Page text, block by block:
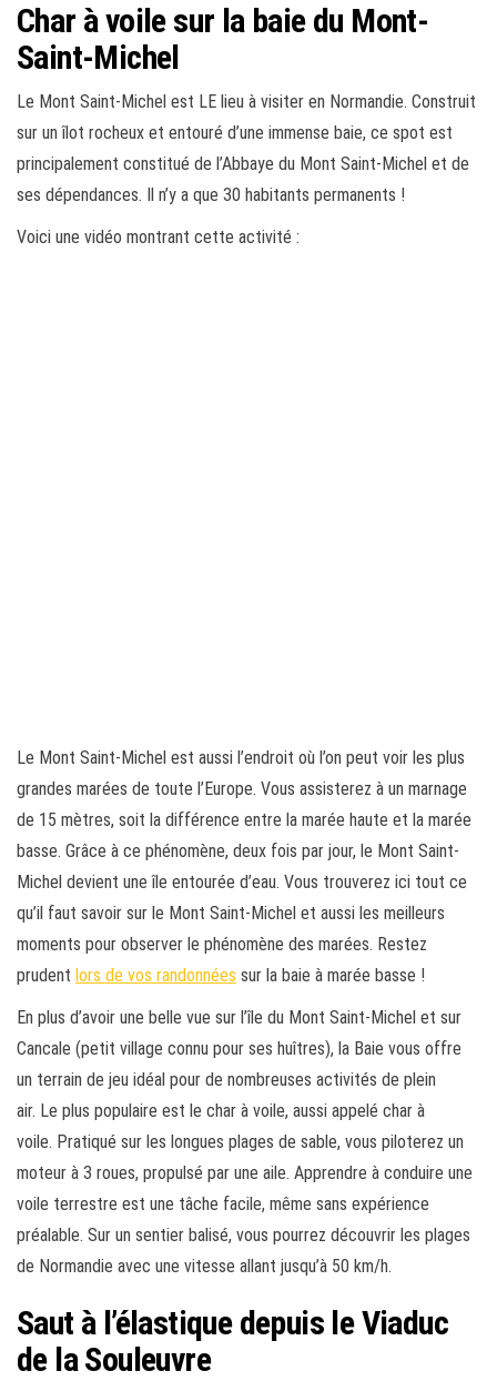
Char à voile sur la baie du Mont-
Saint-Michel
Le Mont Saint-Michel est LE lieu à visiter en Normandie. Construit
sur un îlot rocheux et entouré d’une immense baie, ce spot est
principalement constitué de l’Abbaye du Mont Saint-Michel et de
ses dépendances. Il n’y a que 30 habitants permanents !
Voici une vidéo montrant cette activité :
Le Mont Saint-Michel est aussi l’endroit où l’on peut voir les plus
grandes marées de toute l’Europe. Vous assisterez à un marnage
de 15 mètres, soit la différence entre la marée haute et la marée
basse. Grâce à ce phénomène, deux fois par jour, le Mont Saint-
Michel devient une île entourée d’eau. Vous trouverez ici tout ce
qu’il faut savoir sur le Mont Saint-Michel et aussi les meilleurs
moments pour observer le phénomène des marées. Restez
prudent lors de vos randonnées sur la baie à marée basse !
En plus d’avoir une belle vue sur l’île du Mont Saint-Michel et sur
Cancale (petit village connu pour ses huîtres), la Baie vous offre
un terrain de jeu idéal pour de nombreuses activités de plein
air. Le plus populaire est le char à voile, aussi appelé char à
voile. Pratiqué sur les longues plages de sable, vous piloterez un
moteur à 3 roues, propulsé par une aile. Apprendre à conduire une
voile terrestre est une tâche facile, même sans expérience
préalable. Sur un sentier balisé, vous pourrez découvrir les plages
de Normandie avec une vitesse allant jusqu’à 50 km/h.
Saut à l’élastique depuis le Viaduc
de la Souleuvre